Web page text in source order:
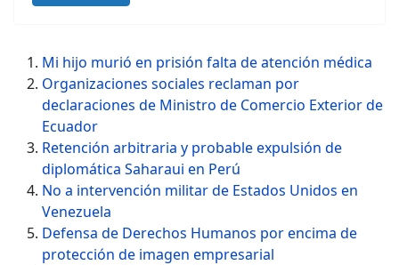
Mi hijo murió en prisión falta de atención médica
Organizaciones sociales reclaman por
declaraciones de Ministro de Comercio Exterior de
Ecuador
Retención arbitraria y probable expulsión de
diplomática Saharaui en Perú
No a intervención militar de Estados Unidos en
Venezuela
Defensa de Derechos Humanos por encima de
protección de imagen empresarial